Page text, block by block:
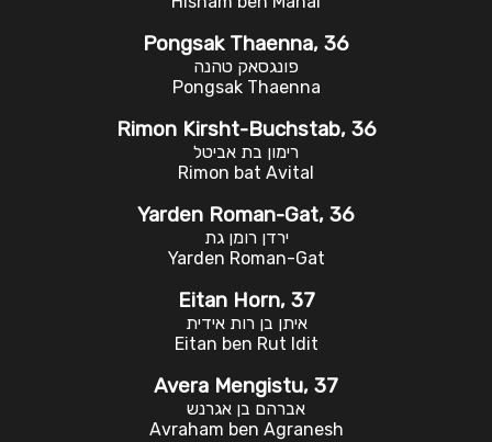
Pongsak Thaenna, 36
פונגסאק טהנה
Pongsak Thaenna
Rimon Kirsht-Buchstab, 36
רימון בת אביטל
Rimon bat Avital
Yarden Roman-Gat, 36
ירדן רומן גת
Yarden Roman-Gat
Eitan Horn, 37
איתן בן רות אידית
Eitan ben Rut Idit
Avera Mengistu, 37
אברהם בן אגרנש
Avraham ben Agranesh